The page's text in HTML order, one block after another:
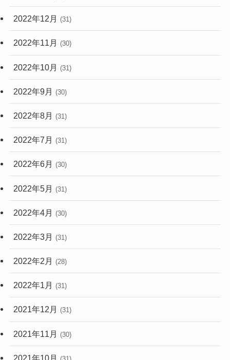
2022年12月 (31)
2022年11月 (30)
2022年10月 (31)
2022年9月 (30)
2022年8月 (31)
2022年7月 (31)
2022年6月 (30)
2022年5月 (31)
2022年4月 (30)
2022年3月 (31)
2022年2月 (28)
2022年1月 (31)
2021年12月 (31)
2021年11月 (30)
2021年10月